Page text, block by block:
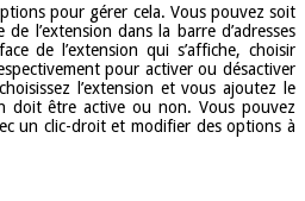
pour gérer cela. Vous pouvez soit
l’extension dans la barre d’adresses
de l’extension qui s’affiche, choisir
pour activer ou désactiver
l’extension et vous ajoutez le
doit être active ou non. Vous pouvez
un clic-droit et modifier des options à